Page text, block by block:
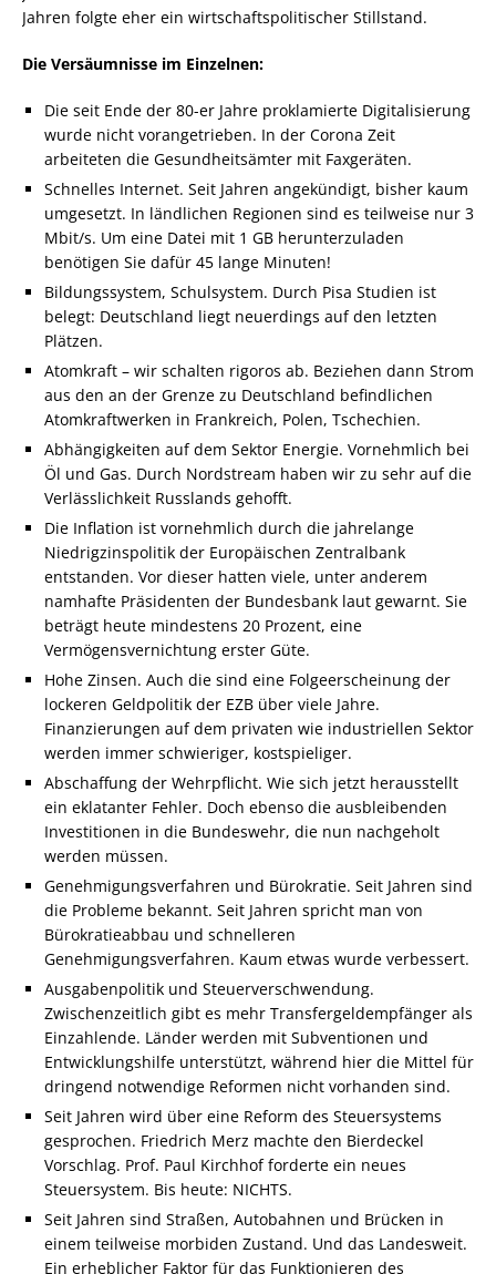
Jahren folgte eher ein wirtschaftspolitischer Stillstand.
Die Versäumnisse im Einzelnen:
Die seit Ende der 80-er Jahre proklamierte Digitalisierung
wurde nicht vorangetrieben. In der Corona Zeit
arbeiteten die Gesundheitsämter mit Faxgeräten.
Schnelles Internet. Seit Jahren angekündigt, bisher kaum
umgesetzt. In ländlichen Regionen sind es teilweise nur 3
Mbit/s. Um eine Datei mit 1 GB herunterzuladen
benötigen Sie dafür 45 lange Minuten!
Bildungssystem, Schulsystem. Durch Pisa Studien ist
belegt: Deutschland liegt neuerdings auf den letzten
Plätzen.
Atomkraft – wir schalten rigoros ab. Beziehen dann Strom
aus den an der Grenze zu Deutschland befindlichen
Atomkraftwerken in Frankreich, Polen, Tschechien.
Abhängigkeiten auf dem Sektor Energie. Vornehmlich bei
Öl und Gas. Durch Nordstream haben wir zu sehr auf die
Verlässlichkeit Russlands gehofft.
Die Inflation ist vornehmlich durch die jahrelange
Niedrigzinspolitik der Europäischen Zentralbank
entstanden. Vor dieser hatten viele, unter anderem
namhafte Präsidenten der Bundesbank laut gewarnt. Sie
beträgt heute mindestens 20 Prozent, eine
Vermögensvernichtung erster Güte.
Hohe Zinsen. Auch die sind eine Folgeerscheinung der
lockeren Geldpolitik der EZB über viele Jahre.
Finanzierungen auf dem privaten wie industriellen Sektor
werden immer schwieriger, kostspieliger.
Abschaffung der Wehrpflicht. Wie sich jetzt herausstellt
ein eklatanter Fehler. Doch ebenso die ausbleibenden
Investitionen in die Bundeswehr, die nun nachgeholt
werden müssen.
Genehmigungsverfahren und Bürokratie. Seit Jahren sind
die Probleme bekannt. Seit Jahren spricht man von
Bürokratieabbau und schnelleren
Genehmigungsverfahren. Kaum etwas wurde verbessert.
Ausgabenpolitik und Steuerverschwendung.
Zwischenzeitlich gibt es mehr Transfergeldempfänger als
Einzahlende. Länder werden mit Subventionen und
Entwicklungshilfe unterstützt, während hier die Mittel für
dringend notwendige Reformen nicht vorhanden sind.
Seit Jahren wird über eine Reform des Steuersystems
gesprochen. Friedrich Merz machte den Bierdeckel
Vorschlag. Prof. Paul Kirchhof forderte ein neues
Steuersystem. Bis heute: NICHTS.
Seit Jahren sind Straßen, Autobahnen und Brücken in
einem teilweise morbiden Zustand. Und das Landesweit.
Ein erheblicher Faktor für das Funktionieren des